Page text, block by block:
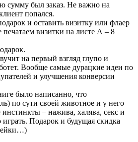
сумму был заказ. Не важно на
попался.
и оставить визитку или флаер
печатаем визитки на листе А – 8
на первый взгляд глупо и
Вообще самые дурацкие идеи по
и улучшения конверсии
было написанно, что
по сути своей животное и у него
– нажива, халява, секс и
Подарок и будущая скидка